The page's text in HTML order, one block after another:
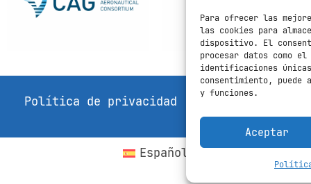
Para ofrecer las
las cookies para
dispositivo. El
procesar datos como
identificaciones
consentimiento,
y funciones.
Aceptar
BEAGLE TECHNOLOGY
Narón
CAPGEMINI ESPAÑA
Empresa Vigo
Empresa Nigrán
Política de privacidad Política de
Español